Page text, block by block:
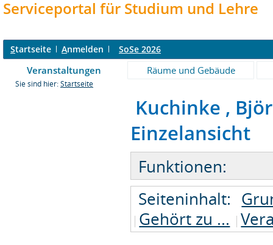
Serviceportal für Studium und Lehre
Startseite Anmelden SoSe 2026
Veranstaltungen Räume und Gebäude
Sie sind hier: Startseite
Kuchinke ,
Einzelansicht
Funktionen:
Seiteninhalt:
Gehört zu ...